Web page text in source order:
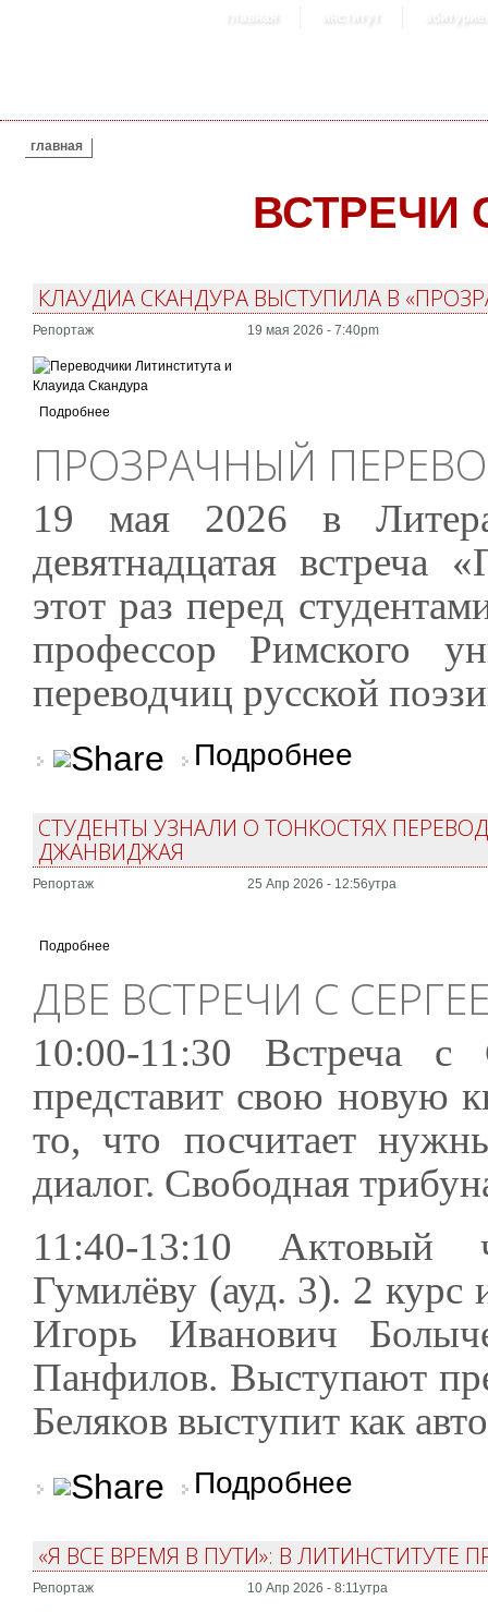
главная институт
ВЫ ЗДЕСЬ
главная
ВСТРЕЧИ
КЛАУДИА СКАНДУРА ВЫСТУПИЛА В
Репортаж 19 мая 2026 - 7:40pm
Подробнее
ПРОЗРАЧНЫЙ
19 мая 2026 в
девятнадцатая встреча
этот раз перед
профессор Римского
переводчиц русской
Подробнее
СТУДЕНТЫ УЗНАЛИ О ТОНКОСТЯХ
ДЖАНВИДЖАЯ
Репортаж 25 Апр 2026 - 12:56утра
Подробнее
ДВЕ ВСТРЕЧИ С
10:00-11:30 Встреча с
представит свою новую
то, что посчитает
диалог. Свободная
11:40-13:10 Актовый
Гумилёву (ауд. 3). 2
Игорь Иванович
Панфилов. Выступают
Беляков выступит как
Подробнее
«Я ВСЕ ВРЕМЯ В ПУТИ»: В
Репортаж 10 Апр 2026 - 8:11утра